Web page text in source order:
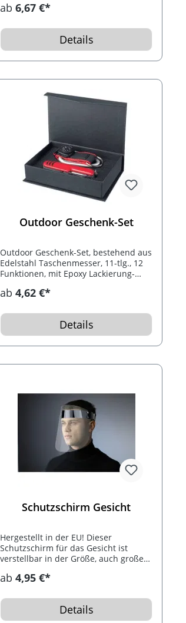
Fahrradflasche 0,5 L, 1 Lunch Box, 1
und 1 Power-Bottle.
ab6,67 €*
Details
Outdoor Geschenk-Set
Outdoor Geschenk-Set, bestehend aus
Edelstahl Taschenmesser, 11-tlg., 12
Funktionen, mit Epoxy Lackierung-
ab4,62 €*
Details
Schutzschirm Gesicht
Hergestellt in der EU! Dieser
Schutzschirm für das Gesicht ist
verstellbar in der Größe, auch große
werden. Logodruck ist möglich.
ab4,95 €*
Details